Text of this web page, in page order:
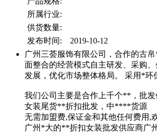
所属行业:
供货数量:
发布时间: 2019-10-12
广州三荟服饰有限公司，合作的古
面整合的经营模式自主研发、采购
发展，优化市场整体格局。 采用*
我们公司主要是合作上千个**，批
女装尾货**折扣批发，中****货源
无需加盟费,保证金和其他任何费用,
广州*大的**折扣女装批发供应商广